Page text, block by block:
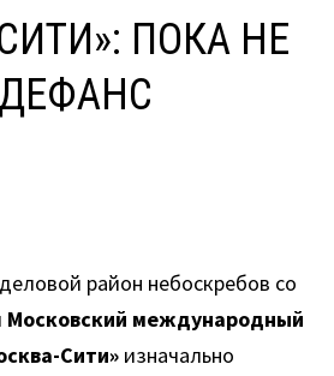
ПОКА НЕ
район небоскребов со
Московский международный
Сити» изначально